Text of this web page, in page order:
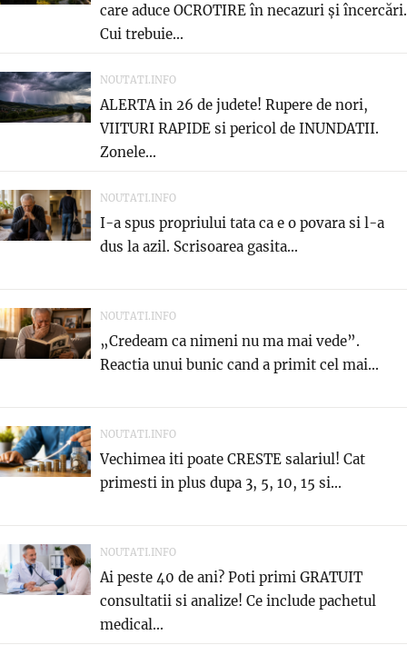
care aduce OCROTIRE în necazuri și încercări.
Cui trebuie...
NOUTATI.INFO
ALERTA in 26 de judete! Rupere de nori,
VIITURI RAPIDE si pericol de INUNDATII.
Zonele...
NOUTATI.INFO
I-a spus propriului tata ca e o povara si l-a
dus la azil. Scrisoarea gasita...
NOUTATI.INFO
„Credeam ca nimeni nu ma mai vede”.
Reactia unui bunic cand a primit cel mai...
NOUTATI.INFO
Vechimea iti poate CRESTE salariul! Cat
primesti in plus dupa 3, 5, 10, 15 si...
NOUTATI.INFO
Ai peste 40 de ani? Poti primi GRATUIT
consultatii si analize! Ce include pachetul
medical...